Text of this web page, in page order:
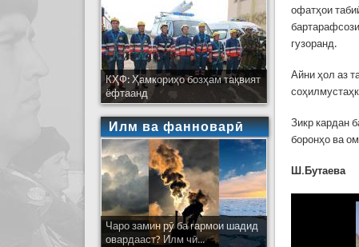
офатҳои
гузоранд.
Айни ҳол аз
Зикр кардан
боронҳо ва
Ш.Бутаева
КҲФ: Ҳамкориҳо бозҳам тақвият
ёфтаанд
Илм ва фанноварӣ
Чаро замин рӯ ба гармои шадид
овардааст? Илм чӣ...